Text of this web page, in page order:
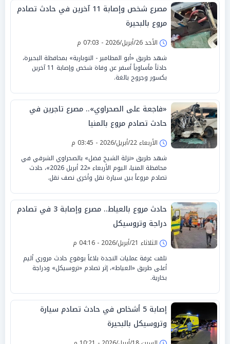
مصرع شخص وإصابة 11 آخرين في حادث تصادم
مروع بالبحيرة
الأحد 26/أبريل/2026 - 07:03 م
شهد طريق «أبو المطامير - النوبارية» بمحافظة البحيرة،
حادثاً مأساوياً أسفر عن وفاة شخص وإصابة 11 آخرين
بكسور وجروح بالغة.
«فاجعة على الصحراوي».. مصرع تاجرين في
حادث تصادم مروع بالمنيا
الأربعاء 22/أبريل/2026 - 03:45 م
شهد طريق «نزلة الشيخ فضل» بالصحراوي الشرقي في
محافظة المنيا، اليوم الأربعاء «22 أبريل 2026»، حادث
تصادم مروعاً بين سيارة نقل وأخرى نصف نقل.
حادث مروع بالعياط.. مصرع وإصابة 3 في تصادم
دراجة وتروسيكل
الثلاثاء 21/أبريل/2026 - 04:16 م
تلقت غرفة عمليات النجدة بلاغاً بوقوع حادث مروري أليم
أعلى طريق «العياط»، إثر تصادم «تروسيكل» ودراجة
بخارية.
إصابة 5 أشخاص في حادث تصادم سيارة
وتروسيكل بالبحيرة